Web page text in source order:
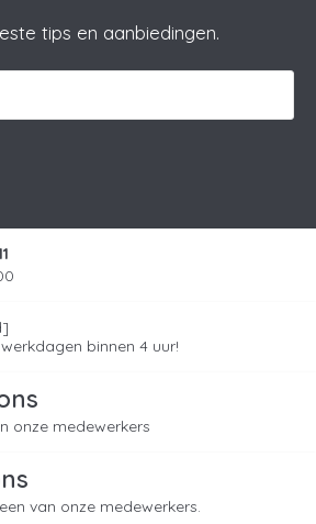
tips en aanbiedingen.
binnen 4 uur!
onze medewerkers
van onze medewerkers.